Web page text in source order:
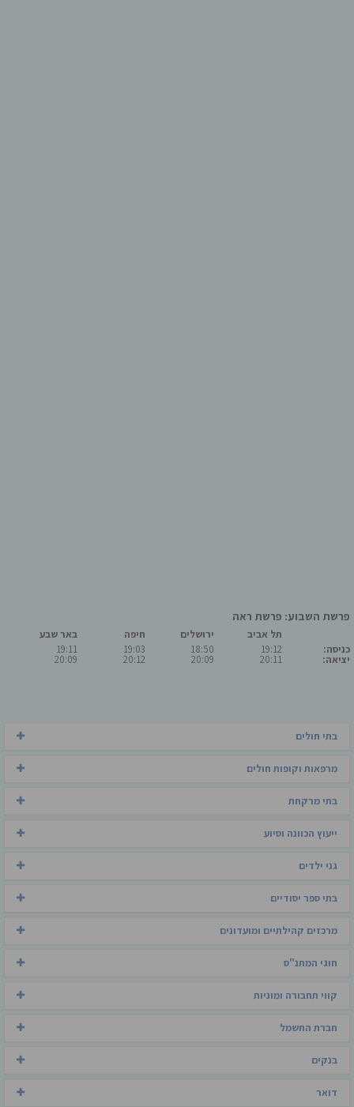
פרשת השבוע: פרשת ראה
כניסה:
יציאה:
תל אביב
19:12
20:11
ירושלים
18:50
20:09
חיפה
19:03
20:12
באר שבע
19:11
20:09
בתי חולים
מרפאות וקופות חולים
בתי מרקחת
ייעוץ הכוונה וסיוע
גני ילדים
בתי ספר יסודיים
מרכזים קהילתיים ומועדונים
חוגי המתנ"ס
קווי תחבורה ומוניות
חברת החשמל
בנקים
דואר